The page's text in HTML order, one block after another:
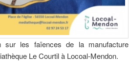
sur les faïences de la manufacture
Le Courtil à Locoal-Mendon.